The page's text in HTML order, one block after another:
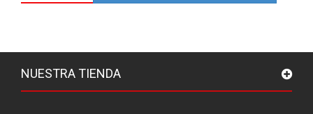
NUESTRA TIENDA